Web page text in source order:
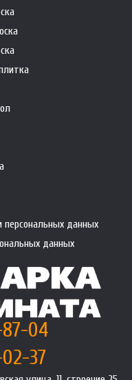
персональных данных
данных
04
37